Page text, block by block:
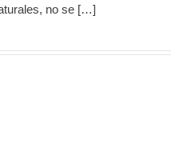
no se […]